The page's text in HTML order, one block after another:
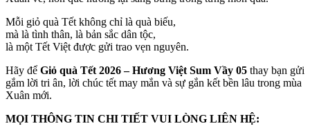
Mỗi giỏ quà Tết không chỉ là quà biếu,
mà là tình thân, là bản sắc dân tộc,
là một Tết Việt được gửi trao vẹn nguyên.
Hãy để Giỏ quà Tết 2026 – Hương Việt Sum Vầy 05 thay bạn gửi
gắm lời tri ân, lời chúc tết may mắn và sự gắn kết bền lâu trong mùa
Xuân mới.
MỌI THÔNG TIN CHI TIẾT VUI LÒNG LIÊN HỆ: